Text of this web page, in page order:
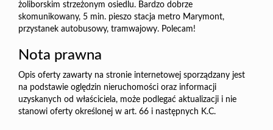
żoliborskim strzeżonym osiedlu. Bardzo dobrze
skomunikowany, 5 min. pieszo stacja metro Marymont,
przystanek autobusowy, tramwajowy. Polecam!
Nota prawna
Opis oferty zawarty na stronie internetowej sporządzany jest
na podstawie oględzin nieruchomości oraz informacji
uzyskanych od właściciela, może podlegać aktualizacji i nie
stanowi oferty określonej w art. 66 i następnych K.C.